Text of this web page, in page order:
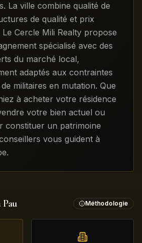
La ville combine qualité de
de qualité et prix
Le Cercle Mili Realty propose
spécialisé avec des
du marché local,
adaptés aux contraintes
militaires en mutation. Que
à acheter votre résidence
votre bien actuel ou
constituer un patrimoine
vous guident à
Pau Méthodologie